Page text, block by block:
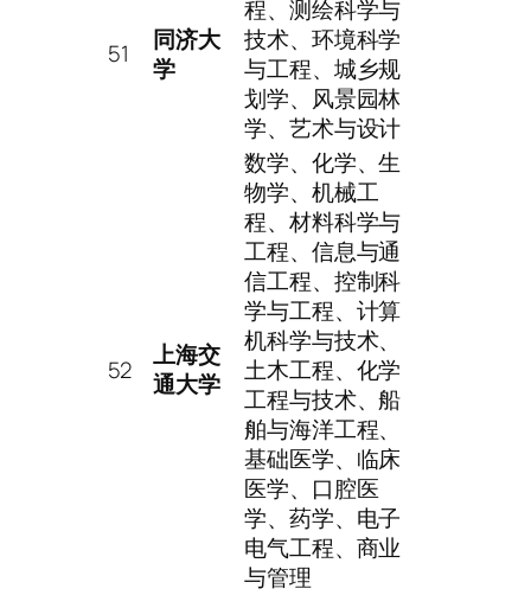
51
同济大
学
程、测绘科学与
技术、环境科学
与工程、城乡规
划学、风景园林
学、艺术与设计
52
上海交
通大学
数学、化学、生
物学、机械工
程、材料科学与
工程、信息与通
信工程、控制科
学与工程、计算
机科学与技术、
土木工程、化学
工程与技术、船
舶与海洋工程、
基础医学、临床
医学、口腔医
学、药学、电子
电气工程、商业
与管理